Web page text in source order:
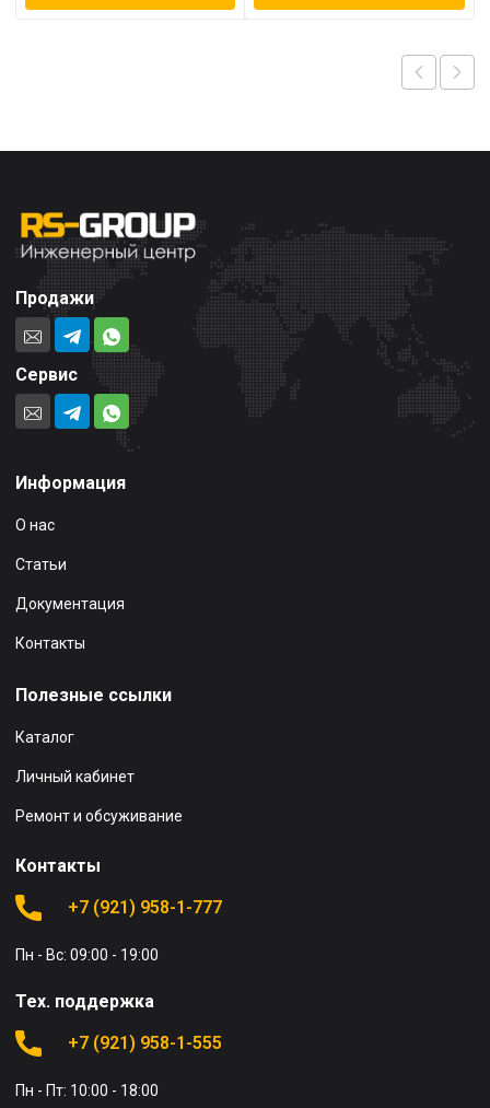
Продажи
Сервис
Информация
О нас
Статьи
Документация
Контакты
Полезные ссылки
Каталог
Личный кабинет
Ремонт и обсуживание
Контакты
+7 (921) 958-1-777
Пн - Вс: 09:00 - 19:00
Тех. поддержка
+7 (921) 958-1-555
Пн - Пт: 10:00 - 18:00